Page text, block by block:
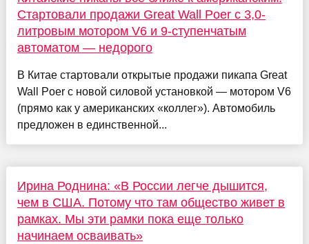
Стартовали продажи Great Wall Poer с 3,0-
литровым мотором V6 и 9-ступенчатым
автоматом — недорого
В Китае стартовали открытые продажи пикапа Great
Wall Poer с новой силовой установкой — мотором V6
(прямо как у американских «коллег»). Автомобиль
предложен в единственной...
Ирина Роднина: «В России легче дышится,
чем в США. Потому что там общество живет в
рамках. Мы эти рамки пока еще только
начинаем осваивать»